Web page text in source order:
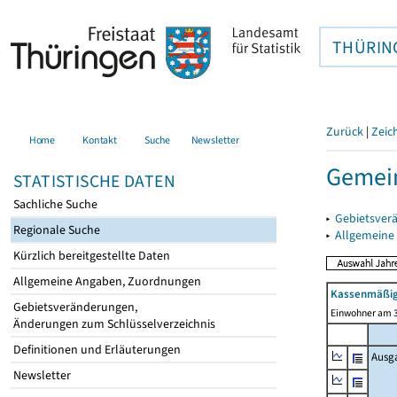
Home Kontakt Suche Newsletter
STATISTISCHE DATEN
Sachliche Suche
Regionale Suche
Kürzlich bereitgestellte Daten
Allgemeine Angaben, Zuordnungen
Gebietsveränderungen,
Änderungen zum Schlüsselverzeichnis
Definitionen und Erläuterungen
Newsletter
Zurück |
▸
▸
Einwohner am